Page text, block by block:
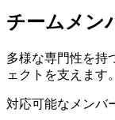
チームメン
多様な専門性を持
ェクトを支えます。
対応可能なメンバ